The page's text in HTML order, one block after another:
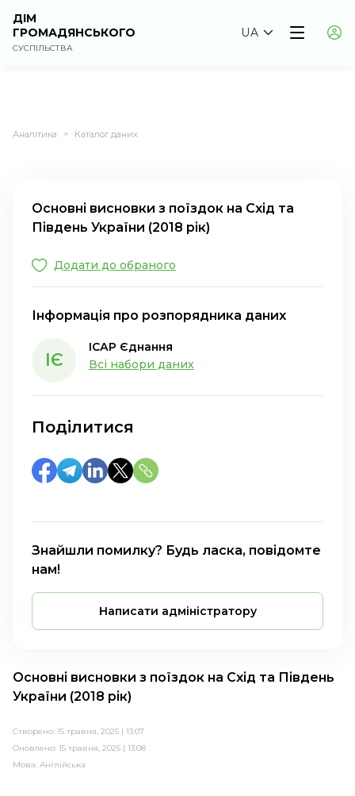
ДІМ
ГРОМАДЯНСЬКОГО
СУСПІЛЬСТВА
UA
Аналітика > Каталог даних
Основні висновки з поїздок на Схід та Південь
України (2018 рік)
Створено: 15 травня, 2025 | 13:07
Оновлено: 15 травня, 2025 | 13:08
Мова: Англійська
Основні висновки з поїздок на Схід та
Південь України (2018 рік)
Додати до обраного
Інформація про розпорядника даних
ІЄ
ІСАР Єднання
Всі набори даних
Поділитися
Знайшли помилку? Будь ласка, повідомте
нам!
Написати адміністратору